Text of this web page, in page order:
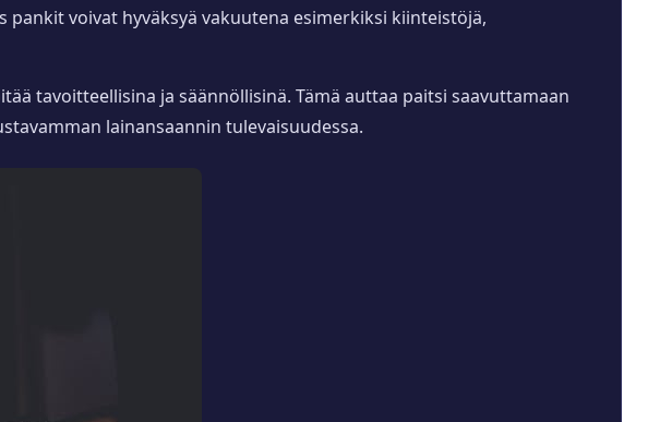
voivat hyväksyä vakuutena esimerkiksi kiinteistöjä,
tavoitteellisina ja säännöllisinä. Tämä auttaa paitsi saavuttamaan
lainansaannin tulevaisuudessa.